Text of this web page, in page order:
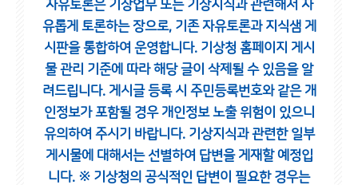
자유토론은 기상업무 또는 기상지식과 관련해서 자
유롭게 토론하는 장으로, 기존 자유토론과 지식샘 게
시판을 통합하여 운영합니다. 기상청 홈페이지 게시
물 관리 기준에 따라 해당 글이 삭제될 수 있음을 알
려드립니다. 게시글 등록 시 주민등록번호와 같은 개
인정보가 포함될 경우 개인정보 노출 위험이 있으니
유의하여 주시기 바랍니다. 기상지식과 관련한 일부
게시물에 대해서는 선별하여 답변을 게재할 예정입
니다. ※ 기상청의 공식적인 답변이 필요한 경우는